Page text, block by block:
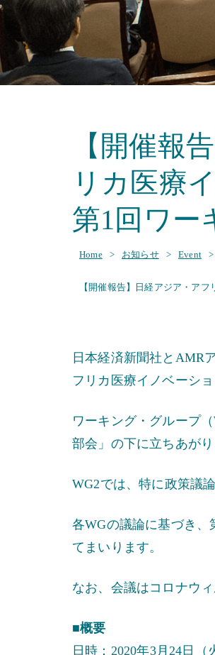
【開催報
リカ医療
第1回ワー
Home > お知らせ > Event >
【開催報告】日経アジア・ア
日本経済新聞社とAMR
フリカ医療イノベーシ
ワーキング・グループ
部会」の下に立ちあが
WG2では、特に政策議
各WGの議論に基づき
てまいります。
なお、会議はコロナウ
■概要
日時：2020年3月24日（